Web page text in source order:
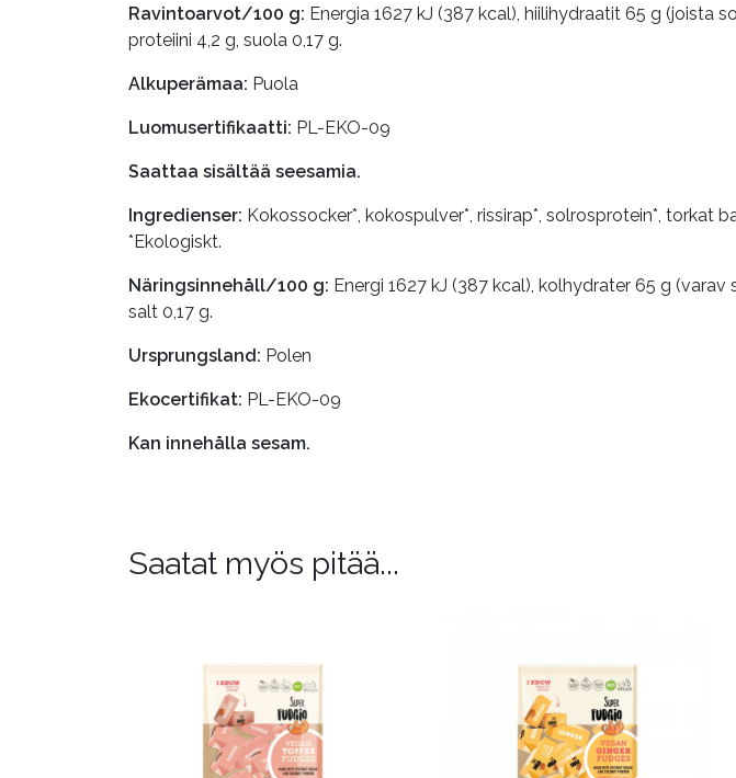
Ravintoarvot/100 g: Energia 1627 kJ (387 kcal), hiilihydraatit 65 g (joista
proteiini 4,2 g, suola 0,17 g.
Alkuperämaa: Puola
Luomusertifikaatti: PL-EKO-09
Saattaa sisältää seesamia.
Ingredienser: Kokossocker*, kokospulver*, rissirap*, solrosprotein*, torkat
*Ekologiskt.
Näringsinnehåll/100 g: Energi 1627 kJ (387 kcal), kolhydrater 65 g
salt 0,17 g.
Ursprungsland: Polen
Ekocertifikat: PL-EKO-09
Kan innehålla sesam.
Saatat myös pitää...